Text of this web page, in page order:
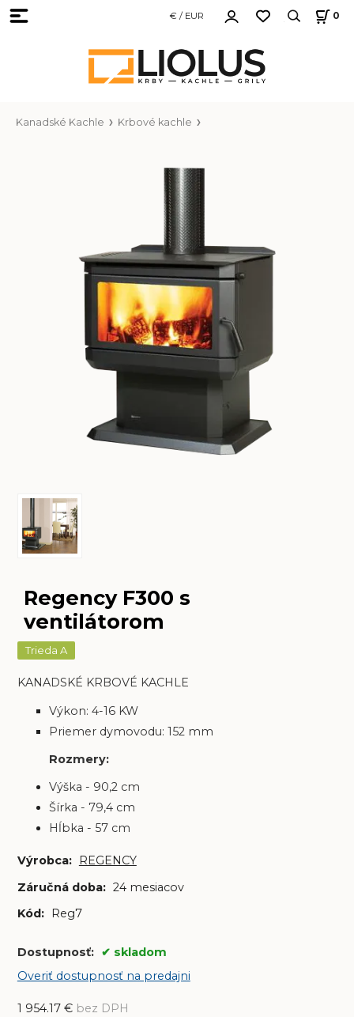
€ / EUR 0
Kanadské Kachle Krbové kachle
Regency F300 s
ventilátorom
Trieda A
KANADSKÉ KRBOVÉ KACHLE
Výkon: 4-16 KW
Priemer dymovodu: 152 mm
Rozmery:
Výška - 90,2 cm
Šírka - 79,4 cm
Hĺbka - 57 cm
Výrobca: REGENCY
Záručná doba: 24 mesiacov
Kód:
Reg7
Dostupnosť:
skladom
Overiť dostupnosť na predajni
1 954.17€ bez DPH